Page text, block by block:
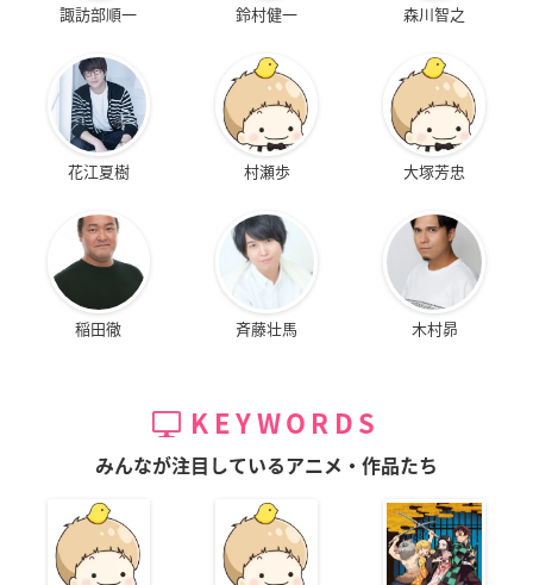
諏訪部順一 鈴村健一 森川智之
花江夏樹 村瀬歩 大塚芳忠
稲田徹 斉藤壮馬 木村昴
KEYWORDS
みんなが注目しているアニメ・作品たち